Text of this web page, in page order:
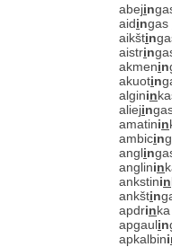
abejin
aidingas
aikštin
aistrin
akmenin
akuotin
alginin
aliejin
amatinin
ambicin
anglin
anglinin
ankstinin
ankštin
apdrinka
apgaulin
apkalbini